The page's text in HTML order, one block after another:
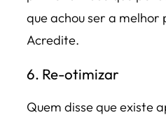
que achou ser a melhor
Acredite.
6. Re-otimizar
Quem disse que existe